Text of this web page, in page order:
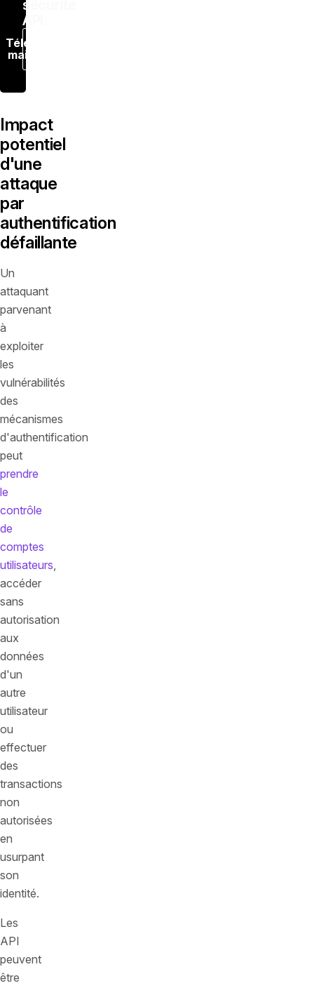
sécurité
API.
Télécharger
maintenant
Impact
potentiel
d'une
attaque
par
authentification
défaillante
Un
attaquant
parvenant
à
exploiter
les
vulnérabilités
des
mécanismes
d'authentification
peut
prendre
le
contrôle
de
comptes
utilisateurs,
accéder
sans
autorisation
aux
données
d'un
autre
utilisateur
ou
effectuer
des
transactions
non
autorisées
en
usurpant
son
identité.
Les
API
peuvent
être